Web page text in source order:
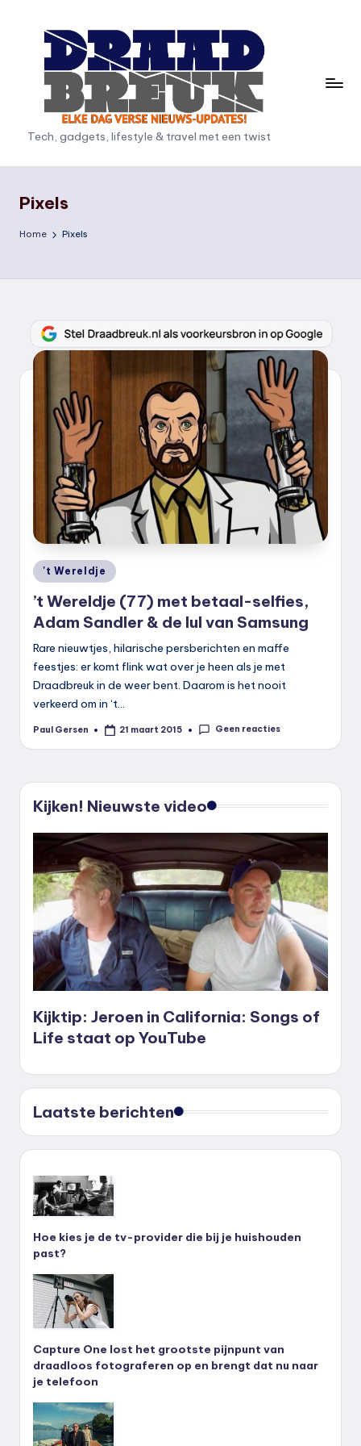
D
r
a
d
e
u
k
Tech, gadgets, lifestyle & travel met een twist
Pixels
Home Pixels
Geplaatst
in
't Wereldje
’t Wereldje (77) met betaal-selfies,
Adam Sandler & de lul van Samsung
Rare nieuwtjes, hilarische persberichten en maffe
feestjes: er komt flink wat over je heen als je met
Draadbreuk in de weer bent. Daarom is het nooit
verkeerd om in ‘t…
Geplaatst
Paul Gersen 21 maart 2015 Geen reacties
Kijken! Nieuwste video
Kijktip: Jeroen in California: Songs of
Life staat op YouTube
Laatste berichten
Hoe kies je de tv-provider die bij je huishouden
past?
Capture One lost het grootste pijnpunt van
draadloos fotograferen op en brengt dat nu naar
je telefoon